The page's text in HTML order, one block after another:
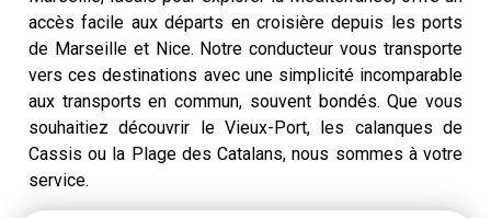
accès facile aux départs en croisière depuis les ports
de Marseille et Nice. Notre conducteur vous transporte
vers ces destinations avec une simplicité incomparable
aux transports en commun, souvent bondés. Que vous
souhaitiez découvrir le Vieux-Port, les calanques de
Cassis ou la Plage des Catalans, nous sommes à votre
service.